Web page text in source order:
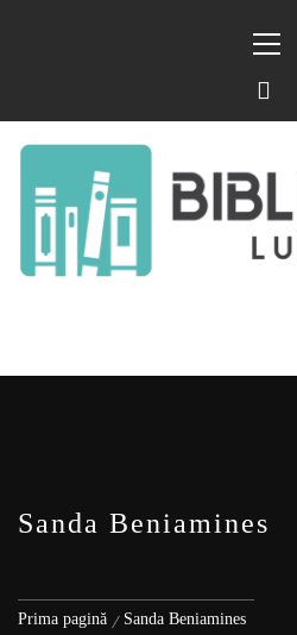
Sanda Beniamines
Prima pagină Sanda Beniamines